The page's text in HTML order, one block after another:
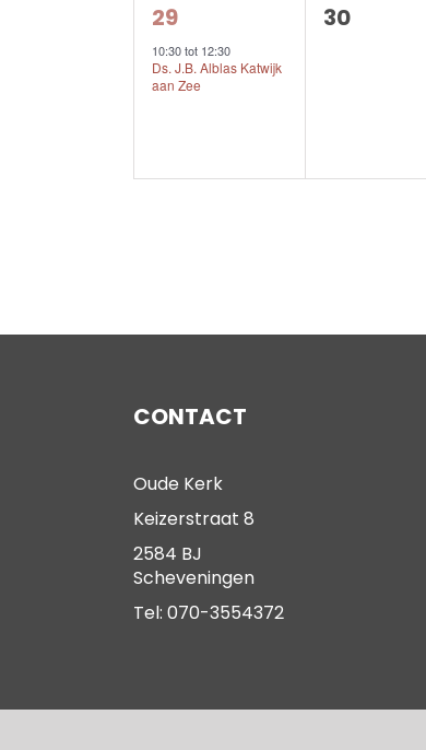
1
evenement,
29
10:30tot 12:30
Ds. J.B. Alblas Katwijk
aan Zee
0
30
CONTACT
Oude Kerk
Keizerstraat 8
2584 BJ
Scheveningen
Tel: 070-3554372